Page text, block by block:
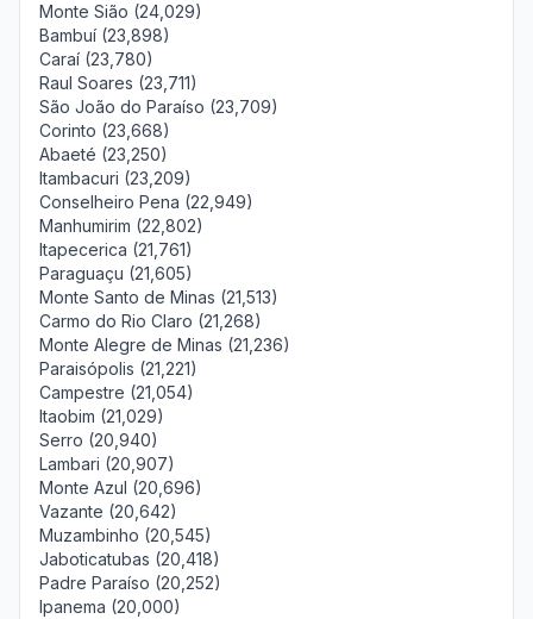
Monte Sião (24,029)
Bambuí (23,898)
Caraí (23,780)
Raul Soares (23,711)
São João do Paraíso (23,709)
Corinto (23,668)
Abaeté (23,250)
Itambacuri (23,209)
Conselheiro Pena (22,949)
Manhumirim (22,802)
Itapecerica (21,761)
Paraguaçu (21,605)
Monte Santo de Minas (21,513)
Carmo do Rio Claro (21,268)
Monte Alegre de Minas (21,236)
Paraisópolis (21,221)
Campestre (21,054)
Itaobim (21,029)
Serro (20,940)
Lambari (20,907)
Monte Azul (20,696)
Vazante (20,642)
Muzambinho (20,545)
Jaboticatubas (20,418)
Padre Paraíso (20,252)
Ipanema (20,000)